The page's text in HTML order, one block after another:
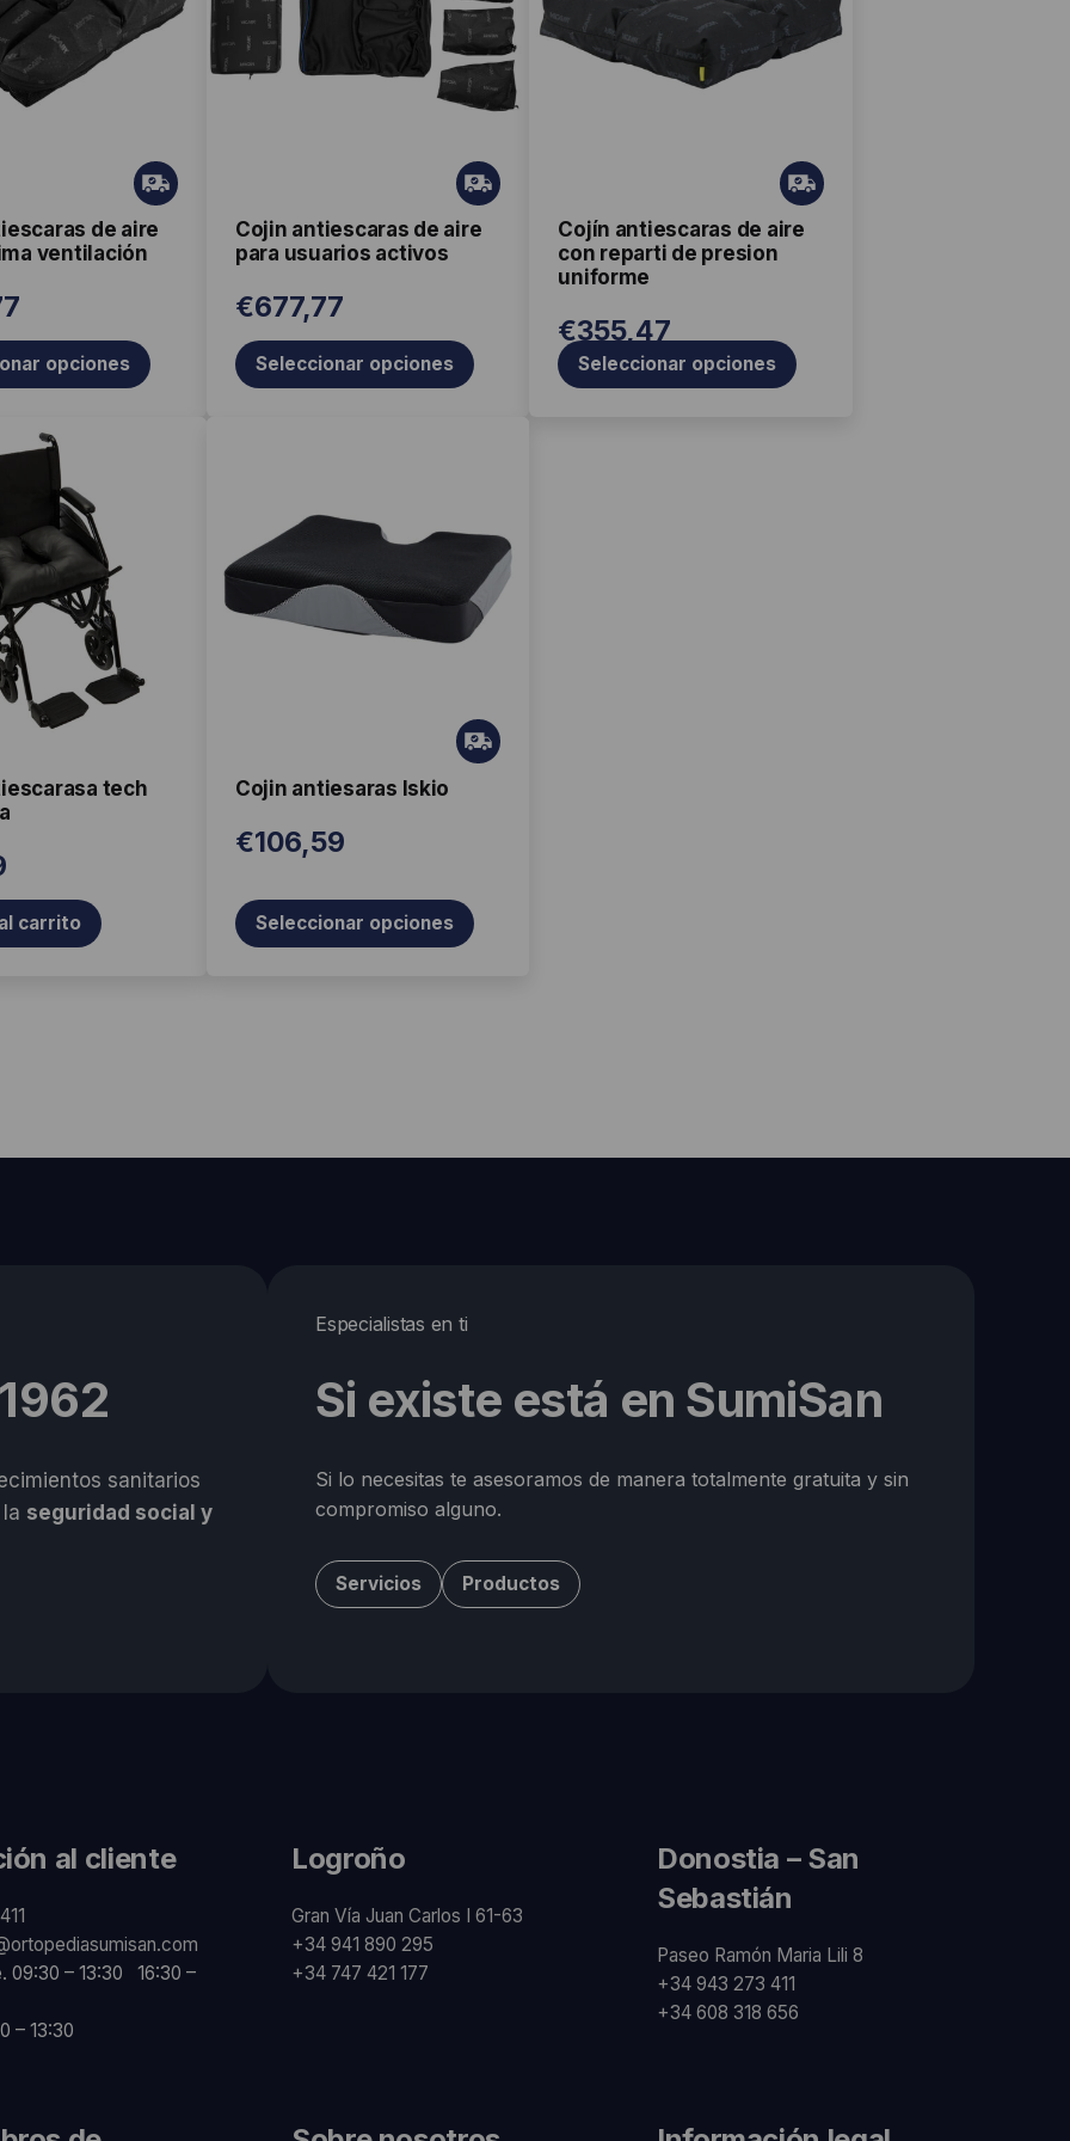
de aire
ventilación
Gr
ati
s
opciones
Cojin antiescaras de aire
para usuarios activos
Gr
ati
s
€677,77
Seleccionar opciones
variantes.
Las
en
la
de
producto
Cojín antiescaras de aire
con reparti de presion
uniforme
Gr
ati
s
€355,47
Seleccionar opciones
variantes.
en
la
página
de
producto
tech
carrito
Cojin antiesaras Iskio
Gr
ati
€106,59
Seleccionar opciones
múltiples
variantes.
Las
en
página
producto
sanitarios
seguridad social y
Especialistas en ti
Si existe está en SumiSan
Si lo necesitas te asesoramos de manera totalmente gratuita y sin
compromiso alguno.
Servicios Productos
al cliente
09:30 – 13:30 16:30 –
– 13:30
Logroño
Gran Vía Juan Carlos I 61-63
+34 941 890 295
+34 747 421 177
Donostia – San
Sebastián
Paseo Ramón Maria Lili 8
+34 943 273 411
+34 608 318 656